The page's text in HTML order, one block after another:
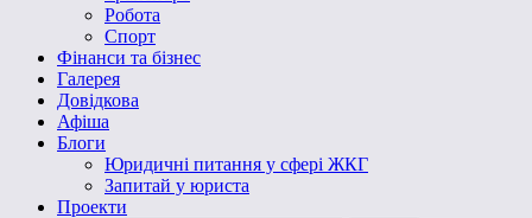
Робота
Спорт
Фінанси та бізнес
Галерея
Довідкова
Афіша
Блоги
Юридичні питання у сфері ЖКГ
Запитай у юриста
Проекти